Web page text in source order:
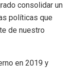
consolidar un
políticas que
de nuestro
en 2019 y